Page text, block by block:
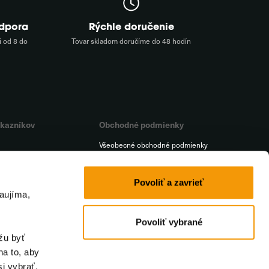
byť
to, aby
vybrať.
Povoliť a zavrieť
Povoliť vybrané
od 8 do
Rýchle doručenie
Tovar skladom doručíme do 48 hodín
Obchodné podmienky
Všeobecné obchodné podmienky
Reklamačný poriadok
Ochrana osobných údajov